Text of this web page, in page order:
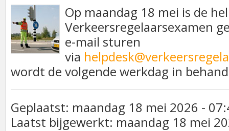
Op maandag 18 mei is de
Verkeersregelaarsexamen
e-mail sturen
via
wordt de volgende werkdag in
Geplaatst: maandag 18 mei 2026 -
Laatst bijgewerkt: maandag 18 mei